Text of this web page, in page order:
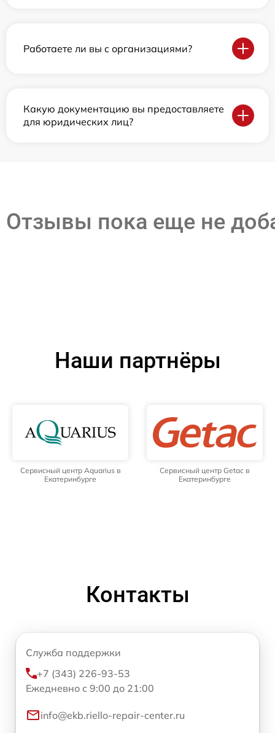
Работаете ли вы с организациями?
Какую документацию вы предоставляете
для юридических лиц?
Отзывы пока еще не
Наши партнёры
Сервисный центр Aquarius в
Екатеринбурге
Сервисный центр Getac в
Екатеринбурге
Контакты
Служба поддержки
+7 (343) 226-93-53
Ежедневно с 9:00 до 21:00
info@ekb.riello-repair-center.ru